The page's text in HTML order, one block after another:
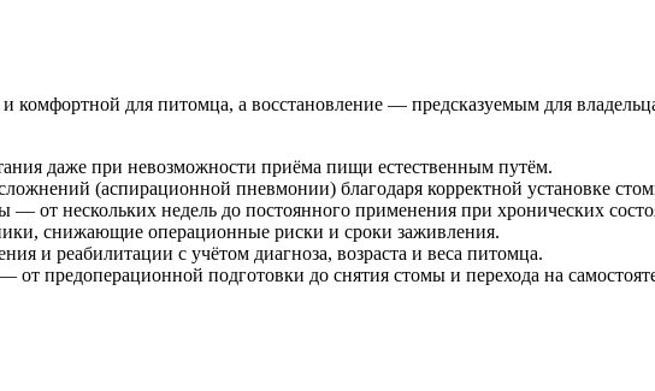
комфортной для питомца, а восстановление — предсказуемым для
даже при невозможности приёма пищи естественным путём.
(аспирационной пневмонии) благодаря корректной установке
— от нескольких недель до постоянного применения при хронических
снижающие операционные риски и сроки заживления.
и реабилитации с учётом диагноза, возраста и веса питомца.
от предоперационной подготовки до снятия стомы и перехода на